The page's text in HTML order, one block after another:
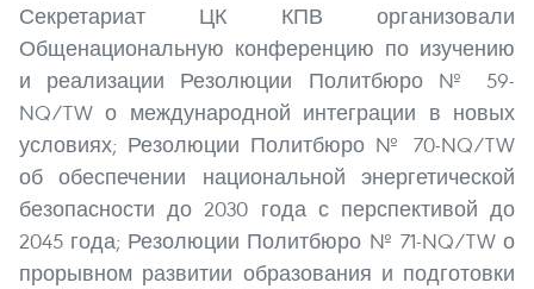
Секретариат ЦК КПВ организовали
Общенациональную конференцию по изучению
и реализации Резолюции Политбюро № 59-
NQ/TW о международной интеграции в новых
условиях; Резолюции Политбюро № 70-NQ/TW
об обеспечении национальной энергетической
безопасности до 2030 года с перспективой до
2045 года; Резолюции Политбюро № 71-NQ/TW о
прорывном развитии образования и подготовки